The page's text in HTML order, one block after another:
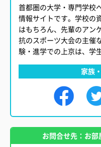
家族
首都圏の大学・専門学校
情報サイトです。学校の
はもちろん、先輩のアン
抗のスポーツ大会の主催
験・進学での上京は、学
お問合せ先：お